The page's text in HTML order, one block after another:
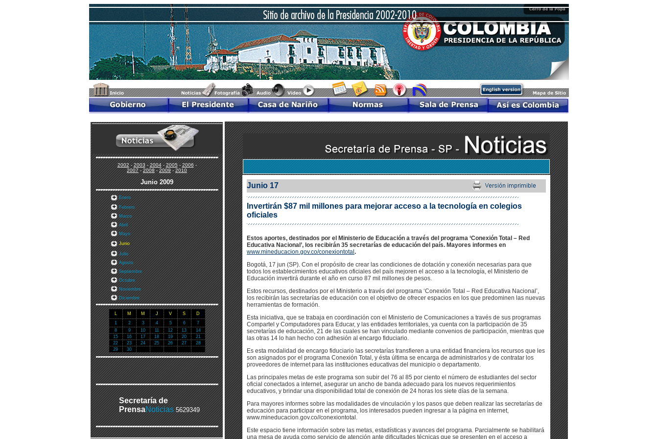
2002-2003-2004-2005-2006-
2007-2008-2009-2010
Junio 2009
Enero
Febrero
Marzo
Abril
Mayo
Junio
Julio
Agosto
Septiembre
Octubre
Noviembre
Diciembre
L M M J V S
D
1
2 3 4 5 6
7
8
9 10 11 12 13
14
15
16 17 18 19 20
21
22
23 24 25 26 27
28
29
30
Secretaría de
PrensaNoticias 5629349
Junio 17
Invertirán $87 mil millones para mejorar acceso a la tecnología en colegios
oficiales
Estos aportes, destinados por el Ministerio de Educación a través del programa ‘Conexión Total – Red
Educativa Nacional’, los recibirán 35 secretarías de educación del país. Mayores informes en
www.mineducacion.gov.co/conexiontotal .
Bogotá, 17 jun (SP). Con el propósito de crear las condiciones de dotación y conexión necesarias para que
todos los establecimientos educativos oficiales del país mejoren el acceso a la tecnología, el Ministerio de
Educación invertirá durante el año en curso 87 mil millones de pesos.
Estos recursos, destinados por el Ministerio a través del programa ‘Conexión Total – Red Educativa Nacional’,
los recibirán las secretarías de educación con el objetivo de ofrecer espacios en los que predominen las nuevas
herramientas de formación.
Esta iniciativa, que se trabaja en coordinación con el Ministerio de Comunicaciones a través de sus programas
Compartel y Computadores para Educar, y las entidades territoriales, ya cuenta con la participación de 35
secretarías de educación, 21 de las cuales se han vinculado mediante convenios de participación, mientras que
las otras 14 lo han hecho con adhesión al encargo fiduciario.
Es esta modalidad de encargo fiduciario las secretarías transfieren a una entidad financiera los recursos que les
son asignados por el programa Conexión Total, y ésta última se encarga de administrarlos y de contratar los
proveedores de internet para las instituciones educativas del municipio o departamento.
Las principales metas de este programa son subir del 76 al 85 por ciento el número de estudiantes del sector
oficial conectados a internet, asegurar un ancho de banda adecuado para los nuevos requerimientos
educativos, y brindar una disponibilidad total de conexión de 24 horas los siete días de la semana.
Para mayores informes sobre las modalidades de vinculación y los pasos que deben realizar las secretarías de
educación para participar en el programa, los interesados pueden ingresar a la página en internet,
www.mineducacion.gov.co//conexiontotal.
Este espacio tiene información sobre las metas, estadísticas y avances del programa. Parcialmente se habilitará
una mesa de ayuda como servicio de atención ante dificultades técnicas que se presenten en el acceso a